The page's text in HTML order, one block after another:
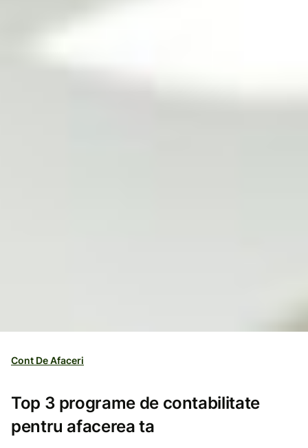
Cont De Afaceri
Top 3 programe de contabilitate
pentru afacerea ta